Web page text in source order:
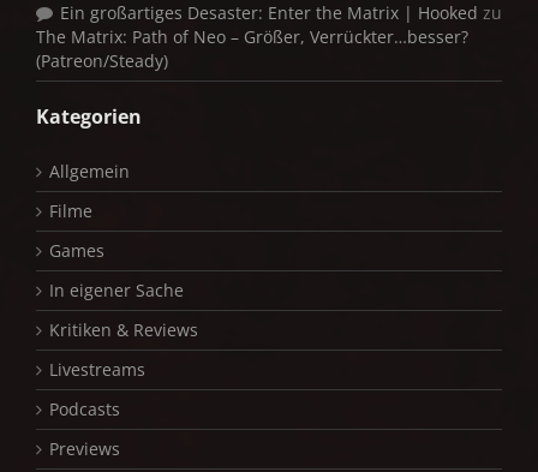
Ein großartiges Desaster: Enter the Matrix | Hooked zu
The Matrix: Path of Neo – Größer, Verrückter…besser?
(Patreon/Steady)
Kategorien
Allgemein
Filme
Games
In eigener Sache
Kritiken & Reviews
Livestreams
Podcasts
Previews